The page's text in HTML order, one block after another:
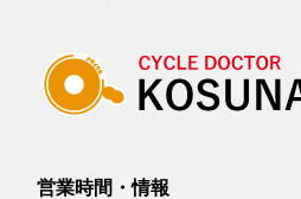
営業時間・情報